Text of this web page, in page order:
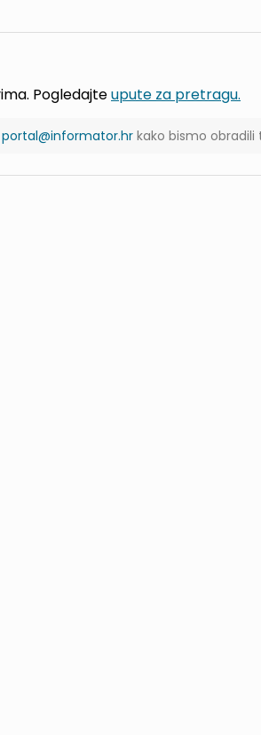
Pogledajteupute za pretragu.
portal@informator.hr kako bismo